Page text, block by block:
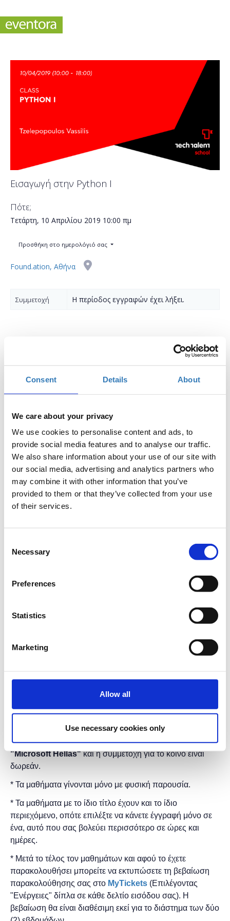
Consent Details About
We care about your privacy
We use cookies to personalise content and ads, to
provide social media features and to analyse our traffic.
We also share information about your use of our site with
our social media, advertising and analytics partners who
may combine it with other information that you’ve
provided to them or that they’ve collected from your use
of their services.
Selection
Necessary
Preferences
Statistics
Marketing
Allow all
Use necessary cookies only
Εισαγωγή στην Python I
Πότε;
Τετάρτη, 10 Απριλίου 2019 10:00 πμ
Προσθήκη στο ημερολόγιό σας
Found.ation, Αθήνα
Συμμετοχή Η περίοδος εγγραφών έχει λήξει.
εφαρμογών χρησιμοποιώντας τη γλώσσα Python.
Προαπαιτούμενα: Καλή γνώση υπολογιστών. Βασικές
γνώσεις μαθηματικών.
Σε αυτόν τον κύκλο μαθημάτων θα προχωρήσουμε στις
κάνουμε μια εισαγωγή στη γλώσσα προγραμματισμού
Python και τη χρήση της. Εστιάζοντας στην
- Η γλώσσα και το οικοσύστημα της Python
- Που χρησιμοποιείται η Python
Η εκδήλωση γίνεταιμε την υποστήριξη της
"MicrosoftHellas"και ησυμμετοχή για το κοινό είναι
δωρεάν.
* Τα μαθήματα γίνονται μόνο με φυσική παρουσία.
* Τα μαθήματα με το ίδιο τίτλο έχουν και το ίδιο
περιεχόμενο, οπότε επιλέξτε να κάνετε έγγραφή μόνο σε
ένα, αυτό που σας βολεύει περισσότερο σε ώρες και
ημέρες.
* Μετά το τέλος τον μαθημάτων και αφού το έχετε
παρακολουθήσει μπορείτε να εκτυπώσετε τη βεβαίωση
παρακολούθησης ​σας στο MyTickets (Επιλέγοντας
"Ενέργειες" δίπλα σε κάθε δελτίο εισόδου σας). Η
βεβαίωση θα είναι διαθέσιμη εκεί για το διάστημα των δύο